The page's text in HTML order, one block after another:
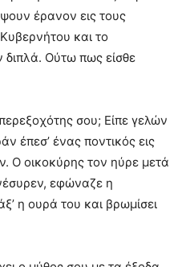
έρανον εις τους
και το
διπλά. Ούτω πως είσθε
σου; Είπε γελών
έπεσ’ ένας ποντικός εις
Ο οικοκύρης τον ηύρε μετά
εφώναζε η
η ουρά του και βρωμίσει